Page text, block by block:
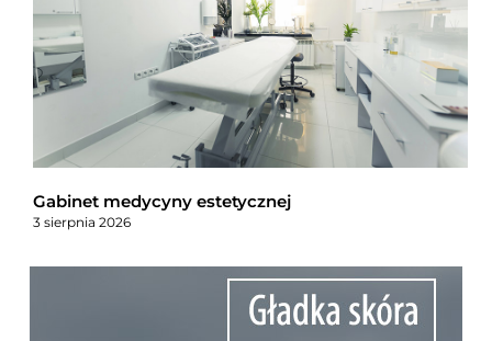
Gabinet medycyny estetycznej
3 sierpnia 2026